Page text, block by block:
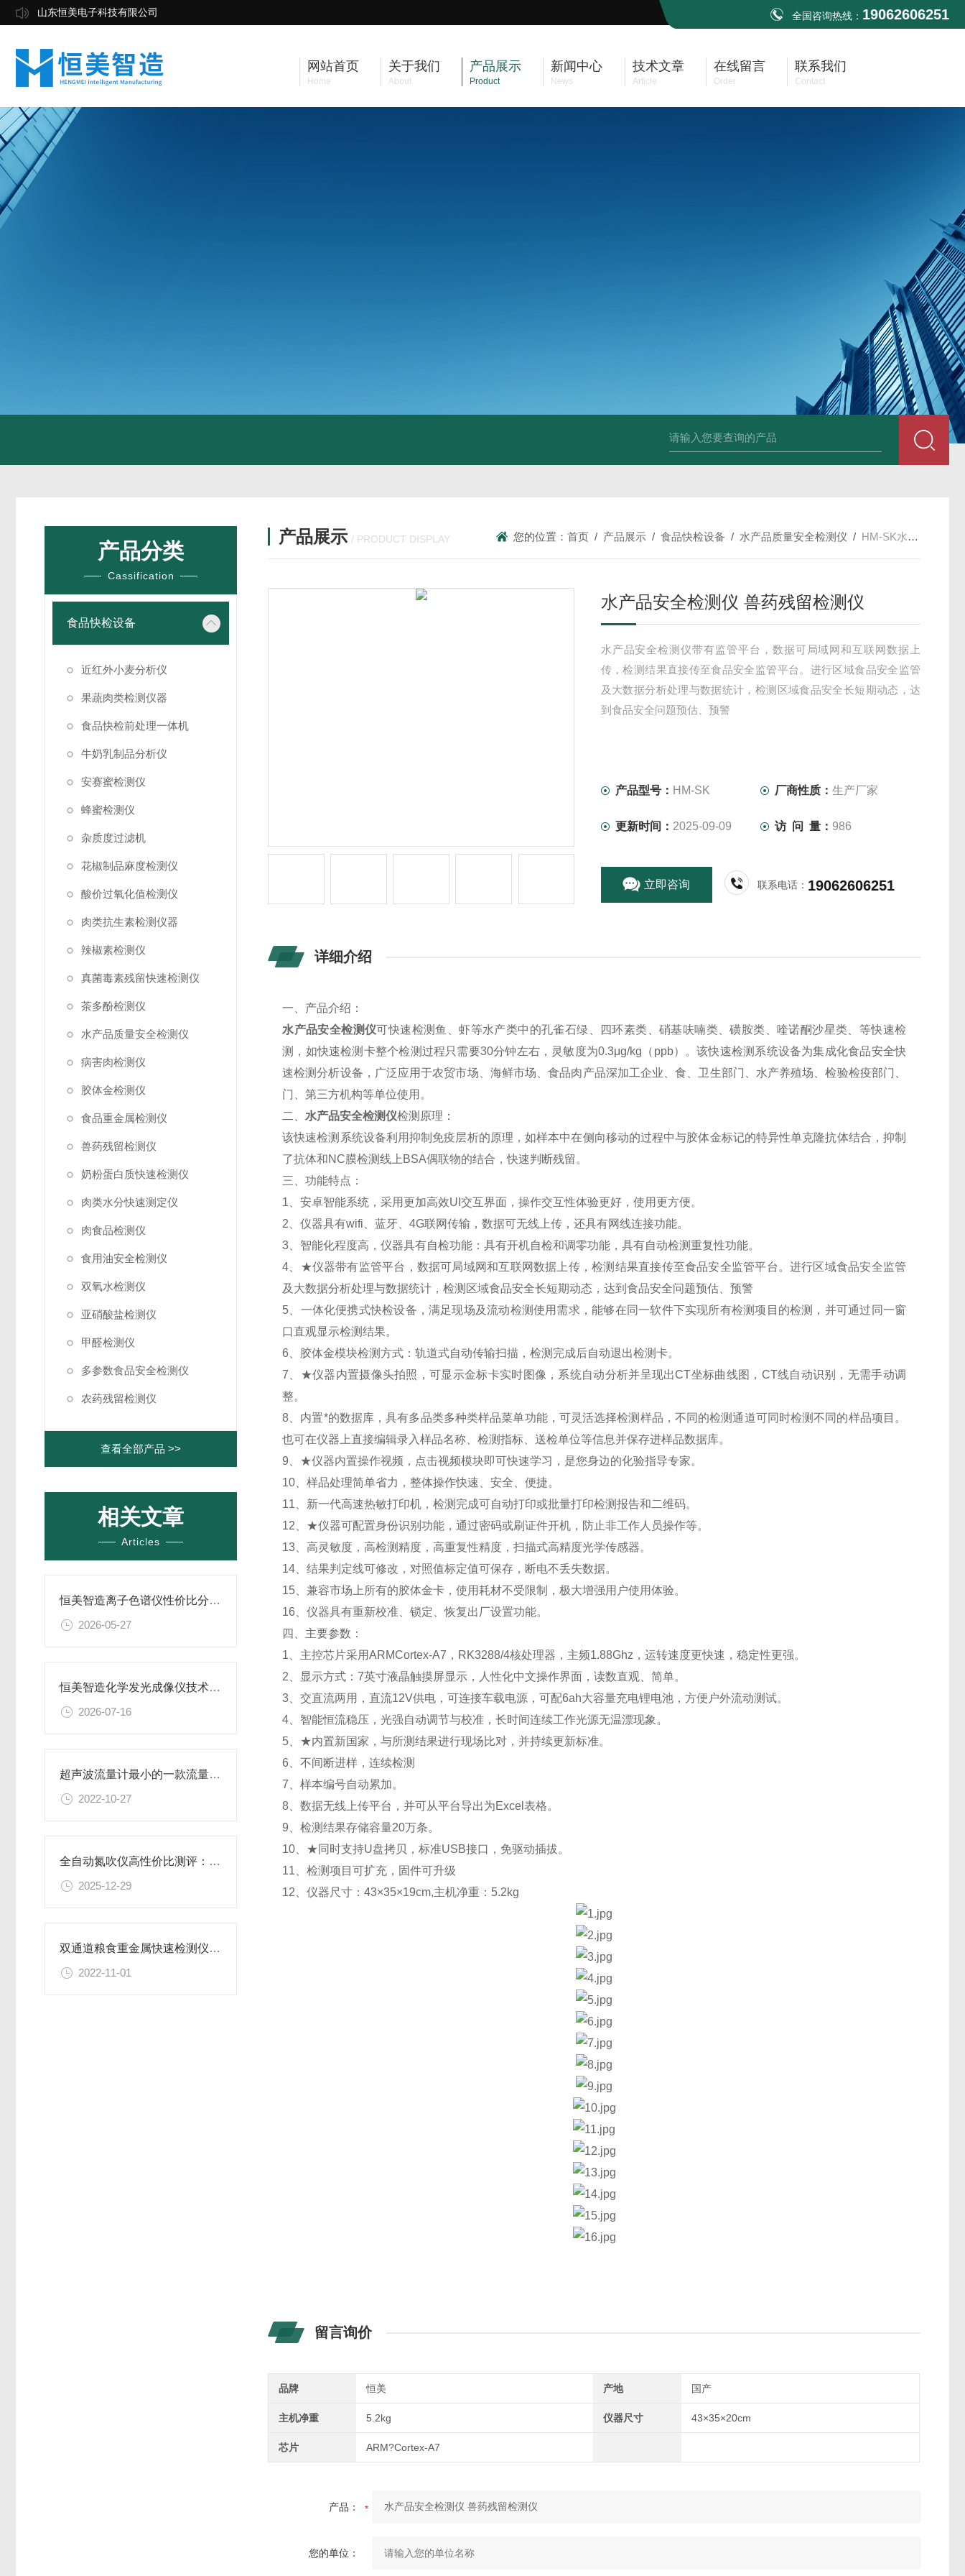
山东恒美电子科技有限公司 全国咨询热线： 19062606251
网站首页
Home
关于我们
About
产品展示
Product
新闻中心
News
技术文章
Article
在线留言
Order
联系我们
Contact
产品分类
Cassification
食品快检设备
近红外小麦分析仪
果蔬肉类检测仪器
食品快检前处理一体机
牛奶乳制品分析仪
安赛蜜检测仪
蜂蜜检测仪
杂质度过滤机
花椒制品麻度检测仪
酸价过氧化值检测仪
肉类抗生素检测仪器
辣椒素检测仪
真菌毒素残留快速检测仪
茶多酚检测仪
水产品质量安全检测仪
病害肉检测仪
胶体金检测仪
食品重金属检测仪
兽药残留检测仪
奶粉蛋白质快速检测仪
肉类水分快速测定仪
肉食品检测仪
食用油安全检测仪
双氧水检测仪
亚硝酸盐检测仪
甲醛检测仪
多参数食品安全检测仪
农药残留检测仪
查看全部产品 >>
相关文章
Articles
恒美智造离子色谱仪性价比分析丨实验室离子色谱分析仪全维度成本对比
2026-05-27
恒美智造化学发光成像仪技术报告书，凝胶成像分析仪核心参数与技术原理详解
2026-07-16
超声波流量计最小的一款流量巡检专用仪表@2022安装简单便捷
2022-10-27
全自动氮吹仪高性价比测评：恒美智造，品牌深度对比
2025-12-29
双通道粮食重金属快速检测仪快速分析样本中重金属含量-新款
2022-11-01
产品展示 / PRODUCT DISPLAY 您的位置：首页 / 产品展示 /食品快检设备 / 水产品质量安全检测仪 / HM-SK水产品安全检测仪 兽药残留检测仪
水产品安全检测仪 兽药残留检测仪
水产品安全检测仪带有监管平台，数据可局域网和互联网数据上
传，检测结果直接传至食品安全监管平台。进行区域食品安全监管
及大数据分析处理与数据统计，检测区域食品安全长短期动态，达
到食品安全问题预估、预警
产品型号： HM-SK 厂商性质：生产厂家
更新时间： 2025-09-09 访 问 量： 986
立即咨询 联系电话： 19062606251
详细介绍
一、产品介绍：
水产品安全检测仪可快速检测鱼、虾等水产类中的孔雀石绿、四环素类、硝基呋喃类、磺胺类、喹诺酮沙星类、等快速检
测，如快速检测卡整个检测过程只需要30分钟左右，灵敏度为0.3μg/kg（ppb）。该快速检测系统设备为集成化食品安全快
速检测分析设备，广泛应用于农贸市场、海鲜市场、食品肉产品深加工企业、食、卫生部门、水产养殖场、检验检疫部门、
门、第三方机构等单位使用。
二、 水产品安全检测仪检测原理：
该快速检测系统设备利用抑制免疫层析的原理，如样本中在侧向移动的过程中与胶体金标记的特异性单克隆抗体结合，抑制
了抗体和NC膜检测线上BSA偶联物的结合，快速判断残留。
三、功能特点：
1、安卓智能系统，采用更加高效UI交互界面，操作交互性体验更好，使用更方便。
2、仪器具有wifi、蓝牙、4G联网传输，数据可无线上传，还具有网线连接功能。
3、智能化程度高，仪器具有自检功能：具有开机自检和调零功能，具有自动检测重复性功能。
4、★仪器带有监管平台，数据可局域网和互联网数据上传，检测结果直接传至食品安全监管平台。进行区域食品安全监管
及大数据分析处理与数据统计，检测区域食品安全长短期动态，达到食品安全问题预估、预警
5、一体化便携式快检设备，满足现场及流动检测使用需求，能够在同一软件下实现所有检测项目的检测，并可通过同一窗
口直观显示检测结果。
6、胶体金模块检测方式：轨道式自动传输扫描，检测完成后自动退出检测卡。
7、★仪器内置摄像头拍照，可显示金标卡实时图像，系统自动分析并呈现出CT坐标曲线图，CT线自动识别，无需手动调
整。
8、内置*的数据库，具有多品类多种类样品菜单功能，可灵活选择检测样品，不同的检测通道可同时检测不同的样品项目。
也可在仪器上直接编辑录入样品名称、检测指标、送检单位等信息并保存进样品数据库。
9、★仪器内置操作视频，点击视频模块即可快速学习，是您身边的化验指导专家。
10、样品处理简单省力，整体操作快速、安全、便捷。
11、新一代高速热敏打印机，检测完成可自动打印或批量打印检测报告和二维码。
12、★仪器可配置身份识别功能，通过密码或刷证件开机，防止非工作人员操作等。
13、高灵敏度，高检测精度，高重复性精度，扫描式高精度光学传感器。
14、结果判定线可修改，对照值标定值可保存，断电不丢失数据。
15、兼容市场上所有的胶体金卡，使用耗材不受限制，极大增强用户使用体验。
16、仪器具有重新校准、锁定、恢复出厂设置功能。
四、主要参数：
1、主控芯片采用ARMCortex-A7，RK3288/4核处理器，主频1.88Ghz，运转速度更快速，稳定性更强。
2、显示方式：7英寸液晶触摸屏显示，人性化中文操作界面，读数直观、简单。
3、交直流两用，直流12V供电，可连接车载电源，可配6ah大容量充电锂电池，方便户外流动测试。
4、智能恒流稳压，光强自动调节与校准，长时间连续工作光源无温漂现象。
5、★内置新国家，与所测结果进行现场比对，并持续更新标准。
6、不间断进样，连续检测
7、样本编号自动累加。
8、数据无线上传平台，并可从平台导出为Excel表格。
9、检测结果存储容量20万条。
10、★同时支持U盘拷贝，标准USB接口，免驱动插拔。
11、检测项目可扩充，固件可升级
12、仪器尺寸：43×35×19cm,主机净重：5.2kg
留言询价
品牌 恒美 产地 国产
主机净重 5.2kg 仪器尺寸 43×35×20cm
芯片 ARM?Cortex-A7
产品：
您的单位：